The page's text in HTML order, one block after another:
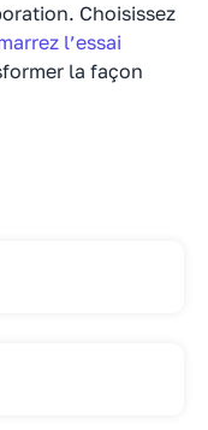
Choisissez
l’essai
la façon